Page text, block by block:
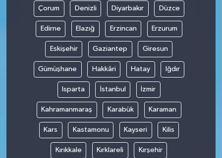
Çorum Denizli Diyarbakır Düzce
Edirne Elazığ Erzincan Erzurum
Eskişehir Gaziantep Giresun
Gümüşhane Hakkâri Hatay Iğdır
Isparta İstanbul İzmir
Kahramanmaraş Karabük Karaman
Kars Kastamonu Kayseri Kilis
Kırıkkale Kırklareli Kırşehir